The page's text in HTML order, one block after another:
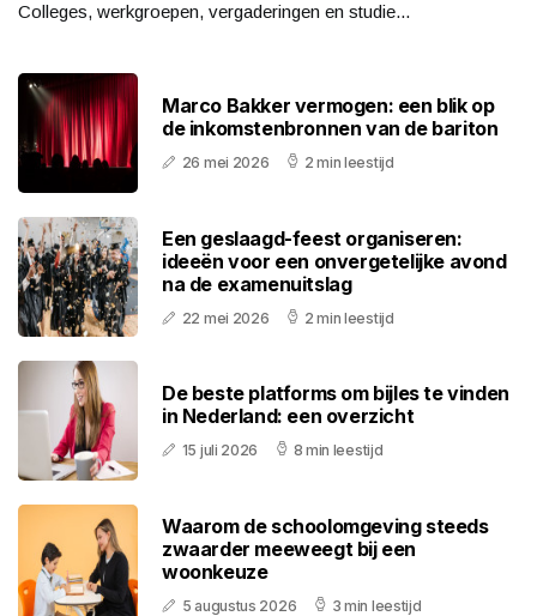
Colleges, werkgroepen, vergaderingen en studie...
Marco Bakker vermogen: een blik op
de inkomstenbronnen van de bariton
26 mei 2026 2 min leestijd
Een geslaagd-feest organiseren:
ideeën voor een onvergetelijke avond
na de examenuitslag
22 mei 2026 2 min leestijd
De beste platforms om bijles te vinden
in Nederland: een overzicht
15 juli 2026 8 min leestijd
Waarom de schoolomgeving steeds
zwaarder meeweegt bij een
woonkeuze
5 augustus 2026 3 min leestijd